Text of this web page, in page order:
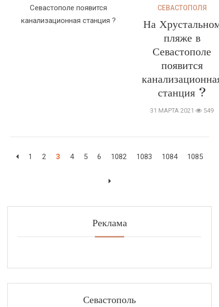
СЕВАСТОПОЛЯ
На
пляже в
Севастополе
появится
станция ?
31 МАРТА 2021 549
1 2 3 4 5 6 1082 1083 1084 1085
Реклама
Севастополь